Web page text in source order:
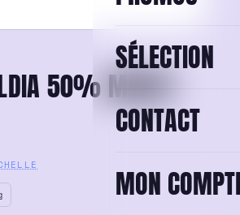
SÉLECTION
CONTACT
MON
50% MAGIC